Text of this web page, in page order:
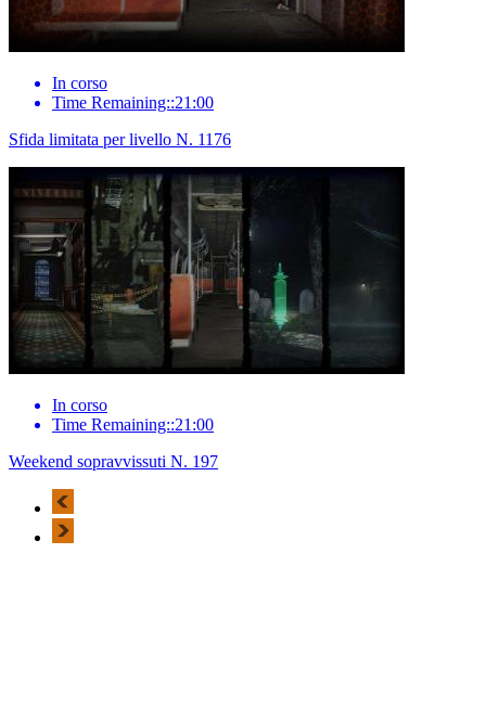
In corso
Time Remaining::21:00
Sfida limitata per livello N. 1176
In corso
Time Remaining::21:00
Weekend sopravvissuti N. 197